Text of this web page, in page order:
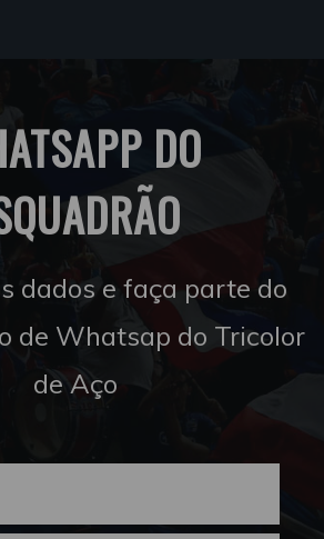
DO
dados e faça parte do
de Whatsap do Tricolor
de Aço